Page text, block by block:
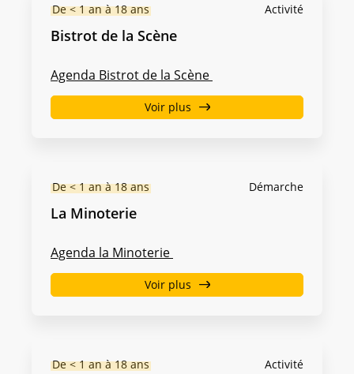
Activité
De < 1 an à 18 ans
Bistrot de la Scène
Agenda Bistrot de la Scène
Voir plus
Démarche
De < 1 an à 18 ans
La Minoterie
Agenda la Minoterie
Voir plus
Activité
De < 1 an à 18 ans